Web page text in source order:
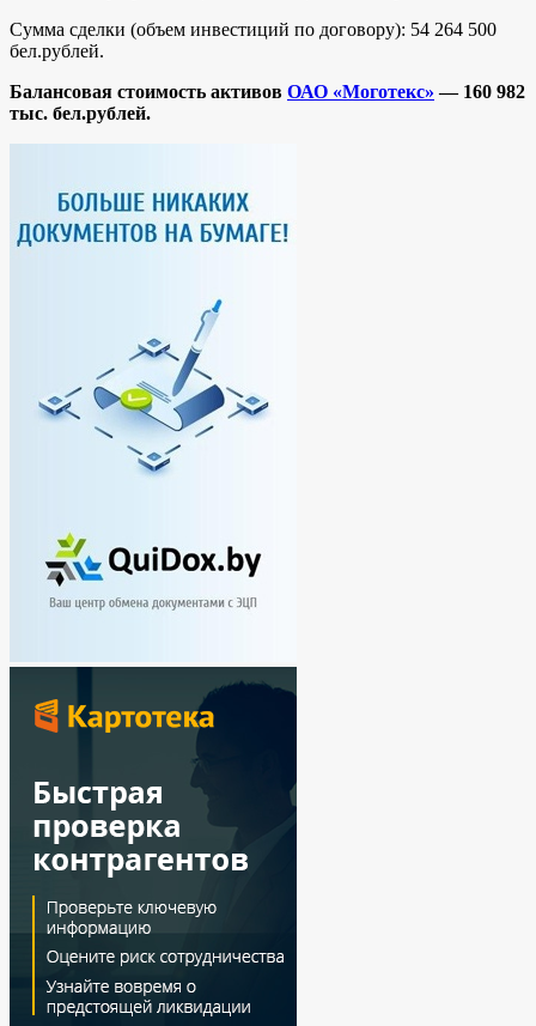
Сумма сделки (объем инвестиций по договору): 54 264 500
бел.рублей.
Балансовая стоимость активов ОАО «Моготекс» — 160 982
тыс. бел.рублей.